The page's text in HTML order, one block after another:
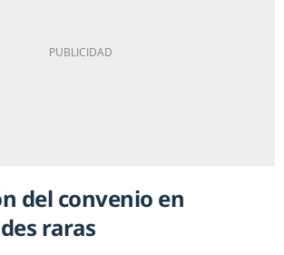
del convenio en
raras